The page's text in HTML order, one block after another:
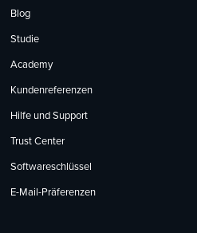
Blog
Studie
Academy
Kundenreferenzen
Hilfe und Support
Trust Center
Softwareschlüssel
E-Mail-Präferenzen